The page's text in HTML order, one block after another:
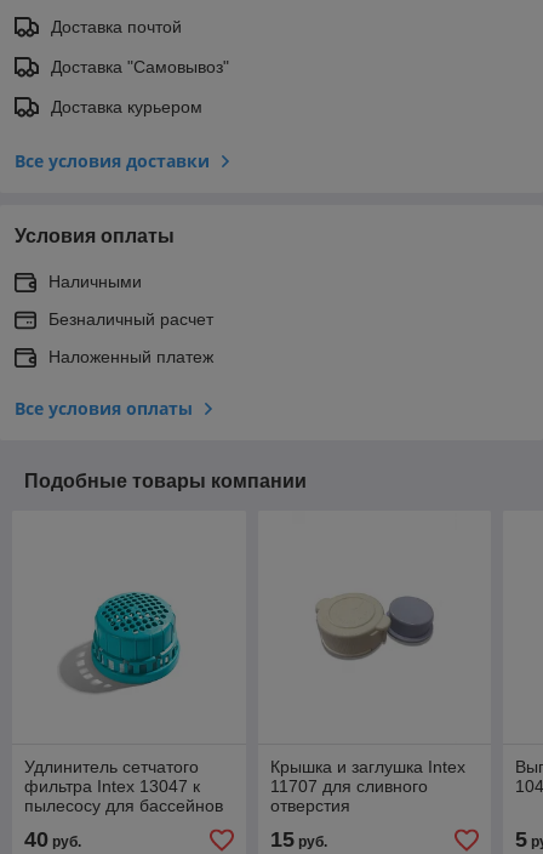
Доставка почтой
Доставка "Самовывоз"
Доставка курьером
Все условия доставки
Условия оплаты
Наличными
Безналичный расчет
Наложенный платеж
Все условия оплаты
Подобные товары компании
Удлинитель сетчатого
фильтра Intex 13047 к
пылесосу для бассейнов
40 руб.
Крышка и заглушка Intex
11707 для сливного
отверстия
15руб. 5